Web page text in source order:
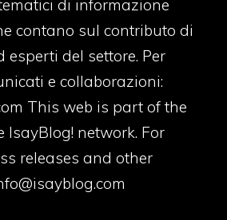
di informazione
contano sul contributo di
del settore. Per
e collaborazioni:
This web is part of the
IsayBlog! network. For
releases and other